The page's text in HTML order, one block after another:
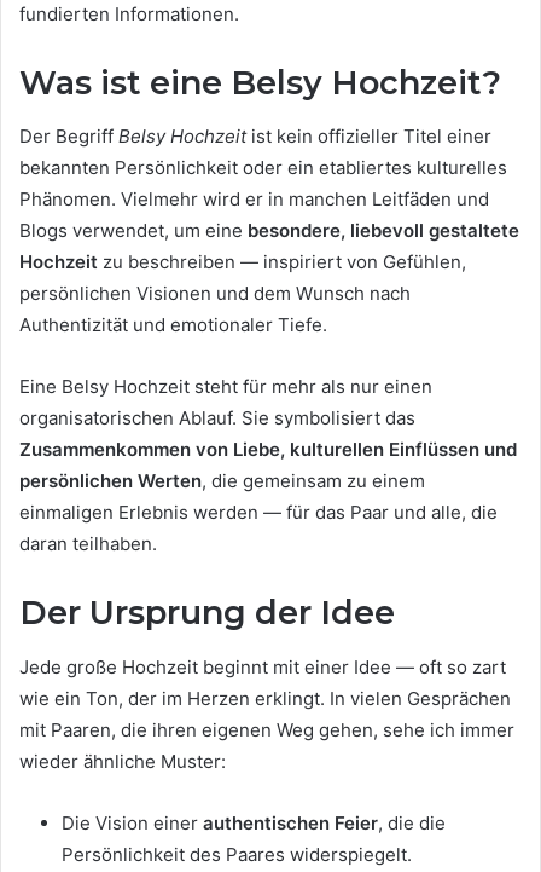
fundierten Informationen.
Was ist eine Belsy Hochzeit?
Der Begriff Belsy Hochzeitist kein offizieller Titel einer
bekannten Persönlichkeit oder ein etabliertes kulturelles
Phänomen. Vielmehr wird er in manchen Leitfäden und
Blogs verwendet, um eine besondere, liebevoll gestaltete
Hochzeit zu beschreiben — inspiriert von Gefühlen,
persönlichen Visionen und dem Wunsch nach
Authentizität und emotionaler Tiefe.
Eine Belsy Hochzeit steht für mehr als nur einen
organisatorischen Ablauf. Sie symbolisiert das
Zusammenkommen von Liebe, kulturellen Einflüssen und
persönlichen Werten, die gemeinsam zu einem
einmaligen Erlebnis werden — für das Paar und alle, die
daran teilhaben.
Der Ursprung der Idee
Jede große Hochzeit beginnt mit einer Idee — oft so zart
wie ein Ton, der im Herzen erklingt. In vielen Gesprächen
mit Paaren, die ihren eigenen Weg gehen, sehe ich immer
wieder ähnliche Muster:
Die Vision einer authentischen Feier, die die
Persönlichkeit des Paares widerspiegelt.